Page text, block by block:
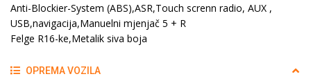
Anti-Blockier-System (ABS),ASR,Touch screnn radio, AUX ,
USB,navigacija,Manuelni mjenjač 5 + R
Felge R16-ke,Metalik siva boja
OPREMA VOZILA